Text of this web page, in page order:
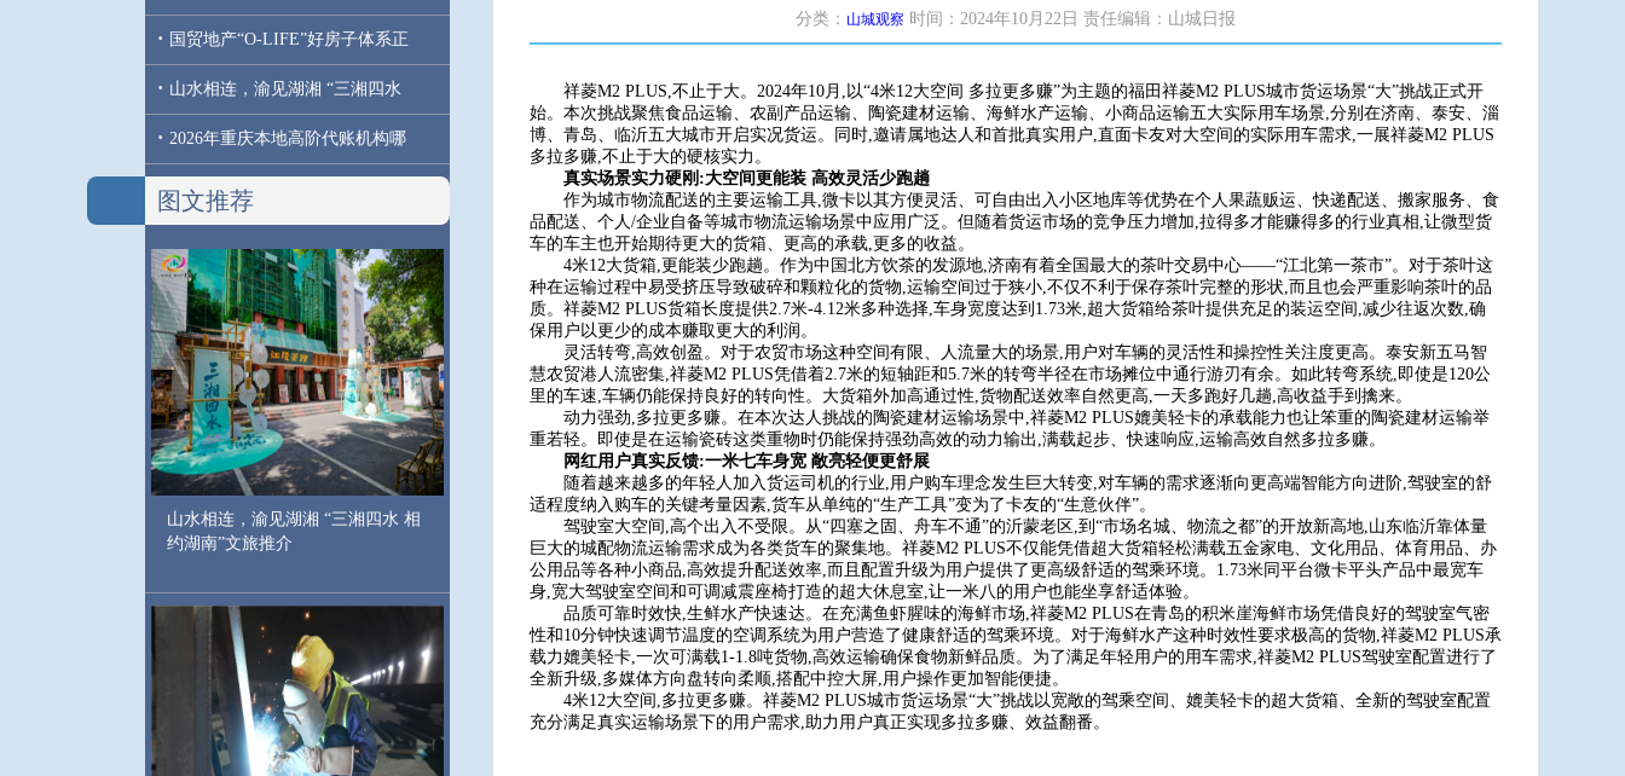
· 国贸地产“O-LIFE”好房子体系正
· 山水相连，渝见湖湘 “三湘四水
· 2026年重庆本地高阶代账机构哪
图文推荐
山水相连，渝见湖湘 “三湘四水 相
约湖南”文旅推介
分类： 山城观察 时间：2024年10月22日 责任编辑：山城日报
祥菱M2 PLUS,不止于大。2024年10月,以“4米12大空间 多拉更多赚”为主题的福田祥菱M2 PLUS城市货运场景“大”挑战正式开
始。本次挑战聚焦食品运输、农副产品运输、陶瓷建材运输、海鲜水产运输、小商品运输五大实际用车场景,分别在济南、泰安、淄
博、青岛、临沂五大城市开启实况货运。同时,邀请属地达人和首批真实用户,直面卡友对大空间的实际用车需求,一展祥菱M2 PLUS
多拉多赚,不止于大的硬核实力。
真实场景实力硬刚:大空间更能装 高效灵活少跑趟
作为城市物流配送的主要运输工具,微卡以其方便灵活、可自由出入小区地库等优势在个人果蔬贩运、快递配送、搬家服务、食
品配送、个人/企业自备等城市物流运输场景中应用广泛。但随着货运市场的竞争压力增加,拉得多才能赚得多的行业真相,让微型货
车的车主也开始期待更大的货箱、更高的承载,更多的收益。
4米12大货箱,更能装少跑趟。作为中国北方饮茶的发源地,济南有着全国最大的茶叶交易中心——“江北第一茶市”。对于茶叶这
种在运输过程中易受挤压导致破碎和颗粒化的货物,运输空间过于狭小,不仅不利于保存茶叶完整的形状,而且也会严重影响茶叶的品
质。祥菱M2 PLUS货箱长度提供2.7米-4.12米多种选择,车身宽度达到1.73米,超大货箱给茶叶提供充足的装运空间,减少往返次数,确
保用户以更少的成本赚取更大的利润。
灵活转弯,高效创盈。对于农贸市场这种空间有限、人流量大的场景,用户对车辆的灵活性和操控性关注度更高。泰安新五马智
慧农贸港人流密集,祥菱M2 PLUS凭借着2.7米的短轴距和5.7米的转弯半径在市场摊位中通行游刃有余。如此转弯系统,即使是120公
里的车速,车辆仍能保持良好的转向性。大货箱外加高通过性,货物配送效率自然更高,一天多跑好几趟,高收益手到擒来。
动力强劲,多拉更多赚。在本次达人挑战的陶瓷建材运输场景中,祥菱M2 PLUS媲美轻卡的承载能力也让笨重的陶瓷建材运输举
重若轻。即使是在运输瓷砖这类重物时仍能保持强劲高效的动力输出,满载起步、快速响应,运输高效自然多拉多赚。
网红用户真实反馈:一米七车身宽 敞亮轻便更舒展
随着越来越多的年轻人加入货运司机的行业,用户购车理念发生巨大转变,对车辆的需求逐渐向更高端智能方向进阶,驾驶室的舒
适程度纳入购车的关键考量因素,货车从单纯的“生产工具”变为了卡友的“生意伙伴”。
驾驶室大空间,高个出入不受限。从“四塞之固、舟车不通”的沂蒙老区,到“市场名城、物流之都”的开放新高地,山东临沂靠体量
巨大的城配物流运输需求成为各类货车的聚集地。祥菱M2 PLUS不仅能凭借超大货箱轻松满载五金家电、文化用品、体育用品、办
公用品等各种小商品,高效提升配送效率,而且配置升级为用户提供了更高级舒适的驾乘环境。1.73米同平台微卡平头产品中最宽车
身,宽大驾驶室空间和可调减震座椅打造的超大休息室,让一米八的用户也能坐享舒适体验。
品质可靠时效快,生鲜水产快速达。在充满鱼虾腥味的海鲜市场,祥菱M2 PLUS在青岛的积米崖海鲜市场凭借良好的驾驶室气密
性和10分钟快速调节温度的空调系统为用户营造了健康舒适的驾乘环境。对于海鲜水产这种时效性要求极高的货物,祥菱M2 PLUS承
载力媲美轻卡,一次可满载1-1.8吨货物,高效运输确保食物新鲜品质。为了满足年轻用户的用车需求,祥菱M2 PLUS驾驶室配置进行了
全新升级,多媒体方向盘转向柔顺,搭配中控大屏,用户操作更加智能便捷。
4米12大空间,多拉更多赚。祥菱M2 PLUS城市货运场景“大”挑战以宽敞的驾乘空间、媲美轻卡的超大货箱、全新的驾驶室配置
充分满足真实运输场景下的用户需求,助力用户真正实现多拉多赚、效益翻番。